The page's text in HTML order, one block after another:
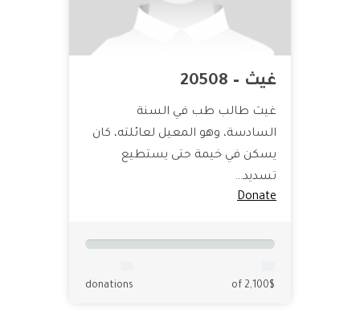
غيث – 20508
غيث طالب طب في السنة
السادسة، وهو المعيل لعائلته، كان
يسكن في خيمة حتى يستطيع
تسديد…
Donate
of 2,100$
donations